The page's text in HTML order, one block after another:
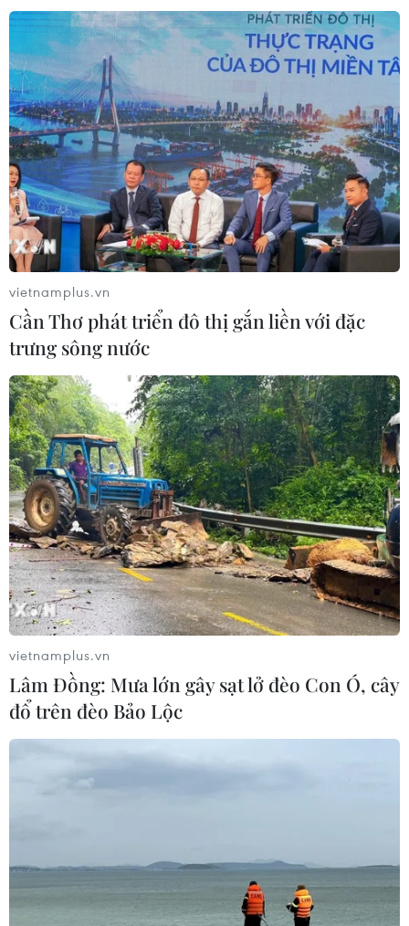
vietnamplus.vn
Cần Thơ phát triển đô thị gắn liền với đặc
trưng sông nước
vietnamplus.vn
Lâm Đồng: Mưa lớn gây sạt lở đèo Con Ó, cây
đổ trên đèo Bảo Lộc